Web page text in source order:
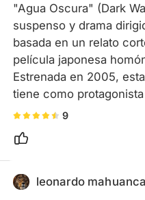
"Agua Oscura" (Dark
suspenso y drama
basada en un relato
película japonesa
Estrenada en 2005,
tiene como
quien interpreta a
Gade), a un deteriorado
complicado divorcio.
9